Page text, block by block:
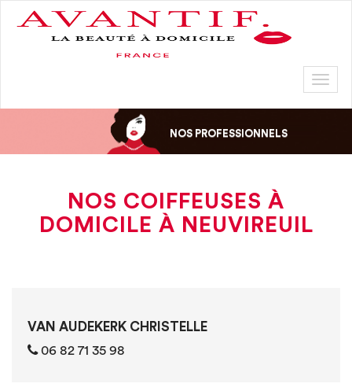
NOS PROFESSIONNELS
NOS COIFFEUSES À
DOMICILE À NEUVIREUIL
VAN AUDEKERK CHRISTELLE
06 82 71 35 98